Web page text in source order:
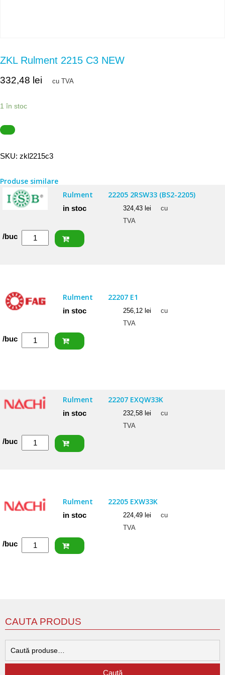
ZKL Rulment 2215 C3 NEW
332,48 lei cu TVA
1 în stoc
SKU: zkl2215c3
Produse similare
Rulment
22205 2RSW33 (BS2-2205)
in stoc 324,43 lei
cu
TVA
Cantitate
(BS2-
2205)
/buc
Rulment 22207 E1
in stoc 256,12 lei
cu
TVA
Cantitate
/buc
Rulment 22207 EXQW33K
in stoc 232,58 lei
cu
TVA
Cantitate
NACHI
/buc
Rulment 22205 EXW33K
in stoc 224,49 lei
cu
TVA
Cantitate
NACHI
/buc
CAUTA PRODUS
Caută